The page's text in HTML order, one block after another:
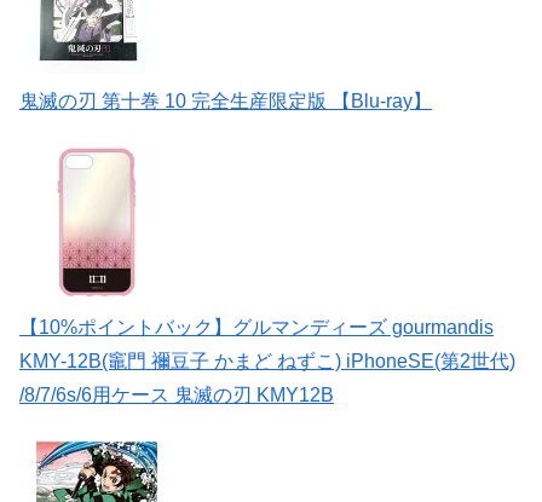
鬼滅の刃 第十巻 10 完全生産限定版 【Blu-ray】
【10%ポイントバック】グルマンディーズ gourmandis
KMY-12B(竈門 禰豆子 かまど ねずこ) iPhoneSE(第2世代)
/8/7/6s/6用ケース 鬼滅の刃 KMY12B